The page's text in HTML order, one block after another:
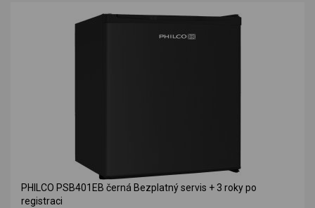
PHILCO PSB401EB černá Bezplatný servis + 3 roky po
registraci